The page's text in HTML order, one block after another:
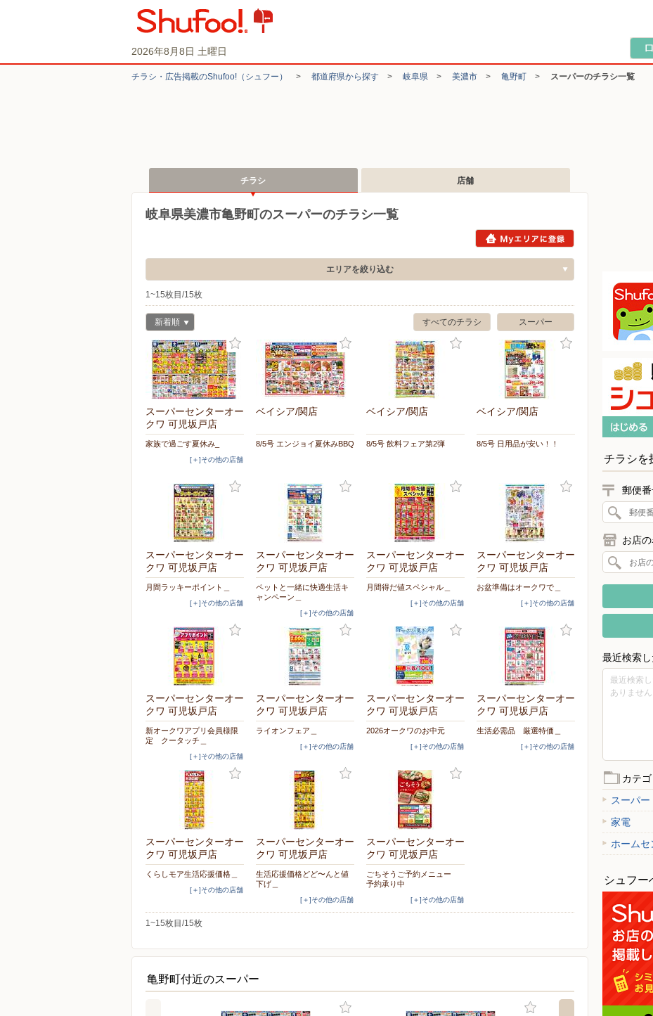
2026年8月8日 土曜日
チラシ・​広告掲載の​Shufoo!​（シュフー） > 都道府県から探す > 岐阜県 > 美濃市 > 亀野町 > スーパーのチラシ一覧
チラシ 店舗
岐阜県美濃市亀野町のスーパーのチラシ一覧
エリアを絞り込む
1~15枚目/15枚
スーパー
すべてのチラシ
新着順
スーパーセンターオー
クワ 可児坂戸店
家族で過ごす夏休み_
[＋]その他の店舗
ベイシア/関店
8/5号 エンジョイ夏休みBBQ
ベイシア/関店
8/5号 飲料フェア第2弾
ベイシア/関店
8/5号 日用品が安い！！
スーパーセンターオー
クワ 可児坂戸店
月間ラッキーポイント＿
[＋]その他の店舗
スーパーセンターオー
クワ 可児坂戸店
ペットと一緒に快適生活キ
ャンペーン＿
[＋]その他の店舗
スーパーセンターオー
クワ 可児坂戸店
月間得だ値スペシャル＿
[＋]その他の店舗
スーパーセンターオー
クワ 可児坂戸店
お盆準備はオークワで＿
[＋]その他の店舗
スーパーセンターオー
クワ 可児坂戸店
新オークワアプリ会員様限
定 クータッチ＿
[＋]その他の店舗
スーパーセンターオー
クワ 可児坂戸店
ライオンフェア＿
[＋]その他の店舗
スーパーセンターオー
クワ 可児坂戸店
2026オークワのお中元
[＋]その他の店舗
スーパーセンターオー
クワ 可児坂戸店
生活必需品 厳選特価＿
[＋]その他の店舗
スーパーセンターオー
クワ 可児坂戸店
くらしモア生活応援価格＿
[＋]その他の店舗
スーパーセンターオー
クワ 可児坂戸店
生活応援価格どど〜んと値
下げ＿
[＋]その他の店舗
スーパーセンターオー
クワ 可児坂戸店
ごちそうご予約メニュー
予約承り中
[＋]その他の店舗
1~15枚目/15枚
亀野町付近のスーパー
チラシを
郵便
お店
最近検索
最近検索
ありません
カテ
スーパー
家電
ホームセ
シュフー